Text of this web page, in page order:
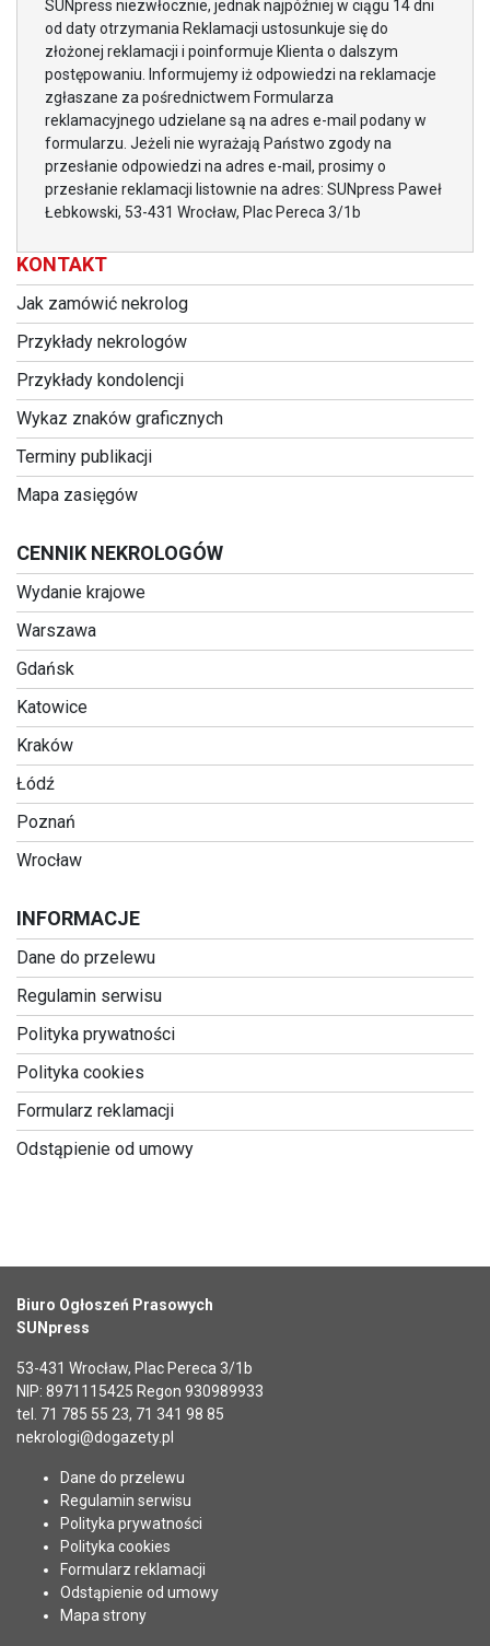
SUNpress niezwłocznie, jednak najpóźniej w ciągu 14 dni
od daty otrzymania Reklamacji ustosunkuje się do
złożonej reklamacji i poinformuje Klienta o dalszym
postępowaniu. Informujemy iż odpowiedzi na reklamacje
zgłaszane za pośrednictwem Formularza
reklamacyjnego udzielane są na adres e-mail podany w
formularzu. Jeżeli nie wyrażają Państwo zgody na
przesłanie odpowiedzi na adres e-mail, prosimy o
przesłanie reklamacji listownie na adres: SUNpress Paweł
Łebkowski, 53-431 Wrocław, Plac Pereca 3/1b
KONTAKT
Jak zamówić nekrolog
Przykłady nekrologów
Przykłady kondolencji
Wykaz znaków graficznych
Terminy publikacji
Mapa zasięgów
CENNIK NEKROLOGÓW
Wydanie krajowe
Warszawa
Gdańsk
Katowice
Kraków
Łódź
Poznań
Wrocław
INFORMACJE
Dane do przelewu
Regulamin serwisu
Polityka prywatności
Polityka cookies
Formularz reklamacji
Odstąpienie od umowy
Biuro Ogłoszeń Prasowych
SUNpress
53-431 Wrocław, Plac Pereca 3/1b
NIP: 8971115425 Regon 930989933
tel. 71 785 55 23, 71 341 98 85
nekrologi@dogazety.pl
Dane do przelewu
Regulamin serwisu
Polityka prywatności
Polityka cookies
Formularz reklamacji
Odstąpienie od umowy
Mapa strony